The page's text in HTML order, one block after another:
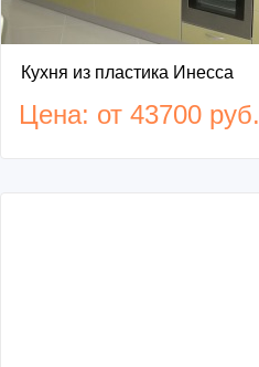
Кухня из пластика Инесса
Цена: от 43700 руб.